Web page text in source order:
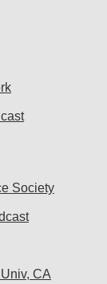
Society
CA